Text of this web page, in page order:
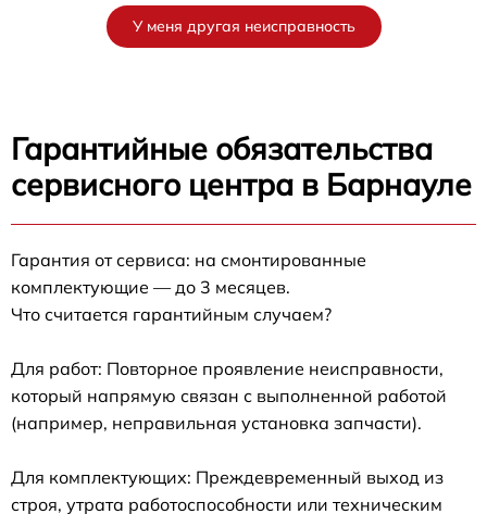
У меня другая неисправность
Гарантийные обязательства
сервисного центра в Барнауле
Гарантия от сервиса: на смонтированные
комплектующие — до 3 месяцев.
Что считается гарантийным случаем?
Для работ: Повторное проявление неисправности,
который напрямую связан с выполненной работой
(например, неправильная установка запчасти).
Для комплектующих: Преждевременный выход из
строя, утрата работоспособности или техническим